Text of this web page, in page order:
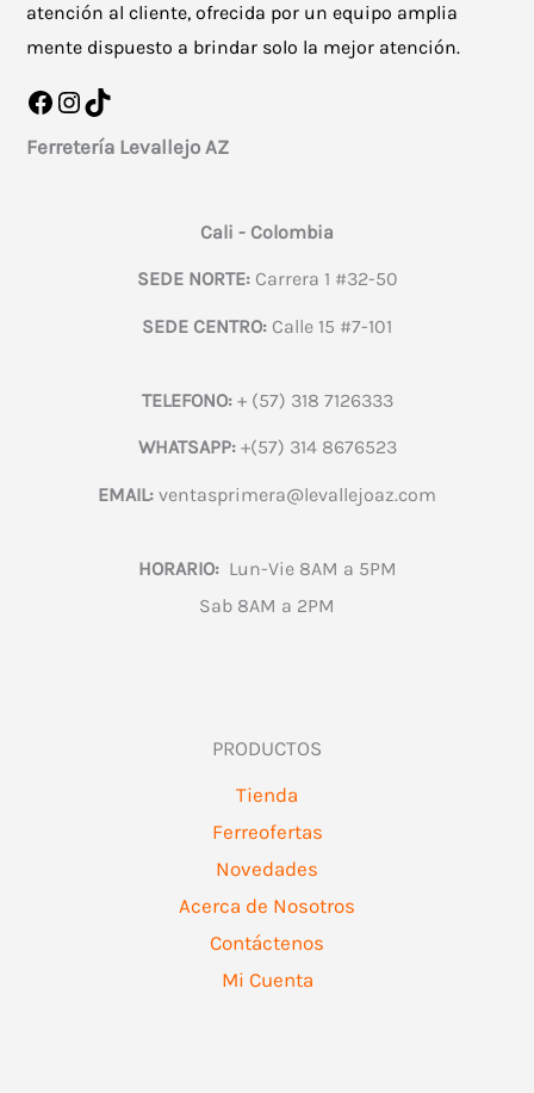
atención al cliente, ofrecida por un equipo amplia
mente dispuesto a brindar solo la mejor atención.
Facebook
Instagram
TikTok
Ferretería Levallejo AZ
Cali - Colombia
SEDE NORTE:Carrera 1 #32-50
SEDE CENTRO: Calle 15 #7-101
TELEFONO:+ (57) 318 7126333
WHATSAPP:+(57) 314 8676523
EMAIL: ventasprimera@levallejoaz.com
HORARIO:Lun-Vie 8AM a 5PM
Sab 8AM a 2PM
PRODUCTOS
Tienda
Ferreofertas
Novedades
Acerca de Nosotros
Contáctenos
Mi Cuenta